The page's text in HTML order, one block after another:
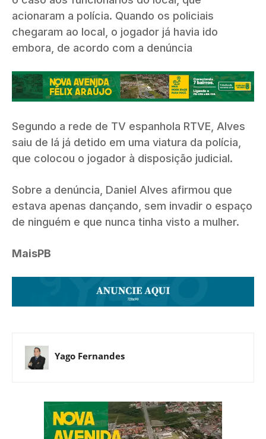
acionaram a polícia. Quando os policiais
chegaram ao local, o jogador já havia ido
embora, de acordo com a denúncia
Segundo a rede de TV espanhola RTVE, Alves
saiu de lá já detido em uma viatura da polícia,
que colocou o jogador à disposição judicial.
Sobre a denúncia, Daniel Alves afirmou que
estava apenas dançando, sem invadir o espaço
de ninguém e que nunca tinha visto a mulher.
MaisPB
Yago Fernandes